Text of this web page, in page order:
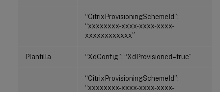
“CitrixProvisioningSchemeId”:
“xxxxxxxx-xxxx-xxxx-xxxx-
xxxxxxxxxxxx”
Plantilla “XdConfig”: “XdProvisioned=true”
“CitrixProvisioningSchemeId”:
“xxxxxxxx-xxxx-xxxx-xxxx-